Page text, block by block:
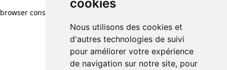
cookies
Nous utilisons des cookies et
d'autres technologies de suivi
pour améliorer votre expérience
de navigation sur notre site, pour
browser console for more information)